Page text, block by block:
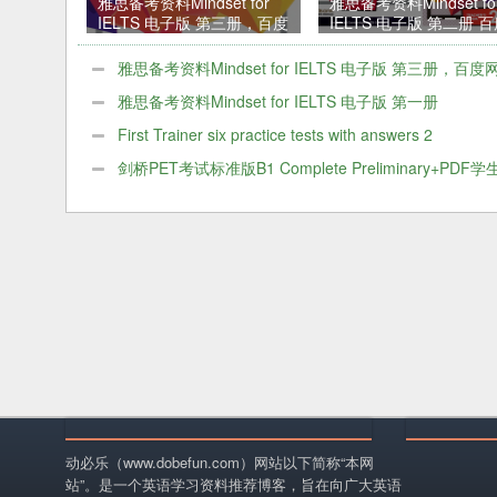
IELTS 电子版 第三册，百度
网盘PDF
IELTS 电子版 第二册
网盘PDF
雅思备考资料Mindset for IELTS 电子版 第三册，百度
PDF雅思备考资料Mindset for IELTS 电子版 第一册
First Trainer six practice tests with answers 2
剑桥PET考试标准版B1 Complete Preliminary+PDF学
动必乐（www.dobefun.com）网站以下简称“本网
站”。是一个英语学习资料推荐博客，旨在向广大英语